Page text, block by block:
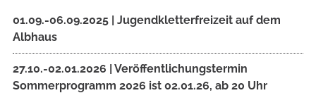
01.09.-06.09.2025 | Jugendkletterfreizeit auf dem
Albhaus
27.10.-02.01.2026 | Veröffentlichungstermin
Sommerprogramm 2026 ist 02.01.26, ab 20 Uhr